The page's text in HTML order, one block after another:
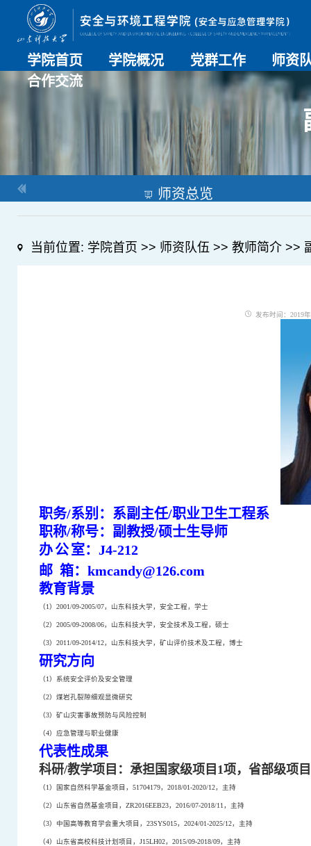
学院首页 学院概况 党群工作 师资
师资总
导师名
教师简
合作交流
师资总览
当前位置: 学院首页 >> 师资队伍 >> 教师简介>>
发布时间：2019
职务/系别：系副主任/职业卫生工程系
职称/称号：副教授/硕士生导师
办公室： J4-212
邮 箱： kmcandy@126.com
教育背景
（1） 2001/09-2005/07，山东科技大学，安全工程，学士
（2） 2005/09-2008/06，山东科技大学，安全技术及工程，硕士
（3） 2011/09-2014/12，山东科技大学，矿山评价技术及工程，博士
研究方向
（1）系统安全评价及安全管理
（2）煤岩孔裂隙细观显微研究
（3）矿山灾害事故预防与风险控制
（4）应急管理与职业健康
代表性成果
科研/教学项目：承担国家级项目 1项，省部级项目
（1）国家自然科学基金项目， 51704179， 2018/01-2020/12，主持
（2）山东省自然基金项目， ZR2016EEB23， 2016/07-2018/11 ，主持
（3）中国高等教育学会重大项目， 23SYS015， 2024/01-2025/12，主持
（4）山东省高校科技计划项目， J15LH02， 2015/09-2018/09，主持